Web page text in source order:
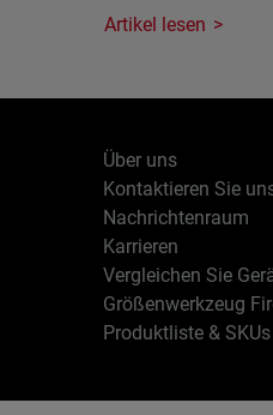
Artikel lesen
Über uns
Kontaktieren Sie
Nachrichtenraum
Karrieren
Vergleichen Sie
Größenwerkzeug
Produktliste & SKUs